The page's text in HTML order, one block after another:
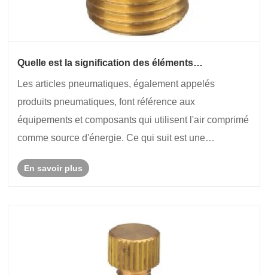
Quelle est la signification des éléments
Les articles pneumatiques, également appelés
produits pneumatiques, font référence aux
équipements et composants qui utilisent l'air comprimé
comme source d'énergie. Ce qui suit est une
En savoir plus